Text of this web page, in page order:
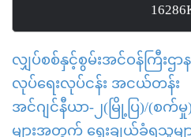
လျှပ်စစ်နှင့်စွမ်းအင်ဝန်ကြီးဌ
လုပ်ရေးလုပ်ငန်း အငယ်တန်း
အင်ဂျင်နီယာ-၂(မြို့ပြ)/(စက်မှု
များအတွက် ရွေးချယ်ခံရသူမျာ